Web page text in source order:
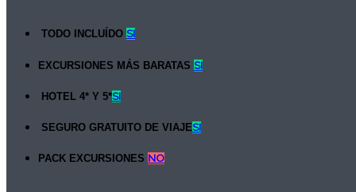
TODO INCLUÍDO SI
EXCURSIONES MÁS BARATAS SI
HOTEL 4* Y 5*SI
SEGURO GRATUITO DE VIAJESI
PACK EXCURSIONES NO